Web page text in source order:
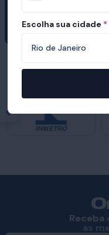
Ortobom
Receba
as
Escolha sua cidade *